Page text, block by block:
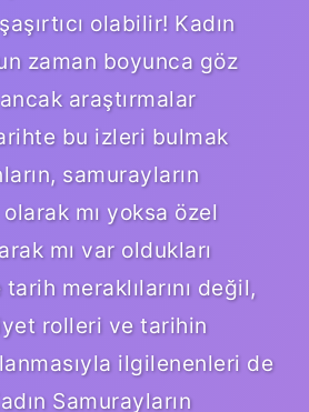
olabilir! Kadın
zaman boyunca göz
araştırmalar
bu izleri bulmak
samurayların
mı yoksa özel
mı var oldukları
meraklılarını değil,
rolleri ve tarihin
ilgilenenleri de
Samurayların